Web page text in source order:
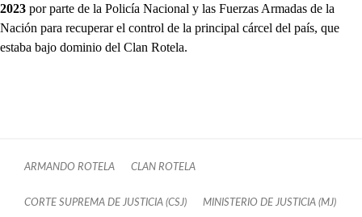
2023 por parte de la Policía Nacional y las Fuerzas Armadas de la
Nación para recuperar el control de la principal cárcel del país, que
estaba bajo dominio del Clan Rotela.
ARMANDO ROTELA CLAN ROTELA
CORTE SUPREMA DE JUSTICIA (CSJ) MINISTERIO DE JUSTICIA (MJ)